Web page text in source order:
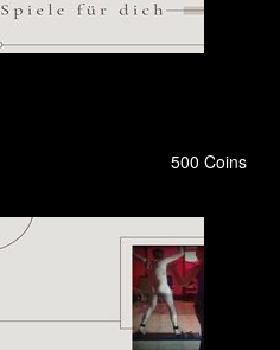
500 Coins